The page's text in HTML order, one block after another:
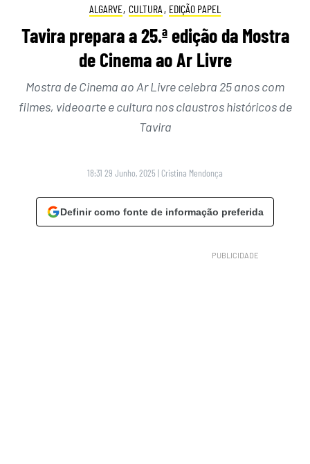
ALGARVE, CULTURA , EDIÇÃO PAPEL
Tavira prepara a 25.ª edição da Mostra
de Cinema ao Ar Livre
Mostra de Cinema ao Ar Livre celebra 25 anos com
filmes, videoarte e cultura nos claustros históricos de
Tavira
18:31 29 Junho, 2025 | Cristina Mendonça
Definir como fonte de informação preferida